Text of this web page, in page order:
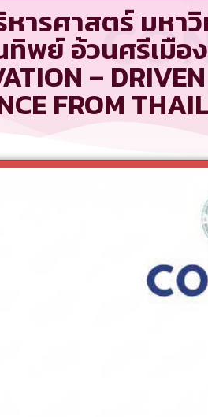
ารศาสตร์ มหา
พย์ อ้วนศรีเมือง
–
FROM